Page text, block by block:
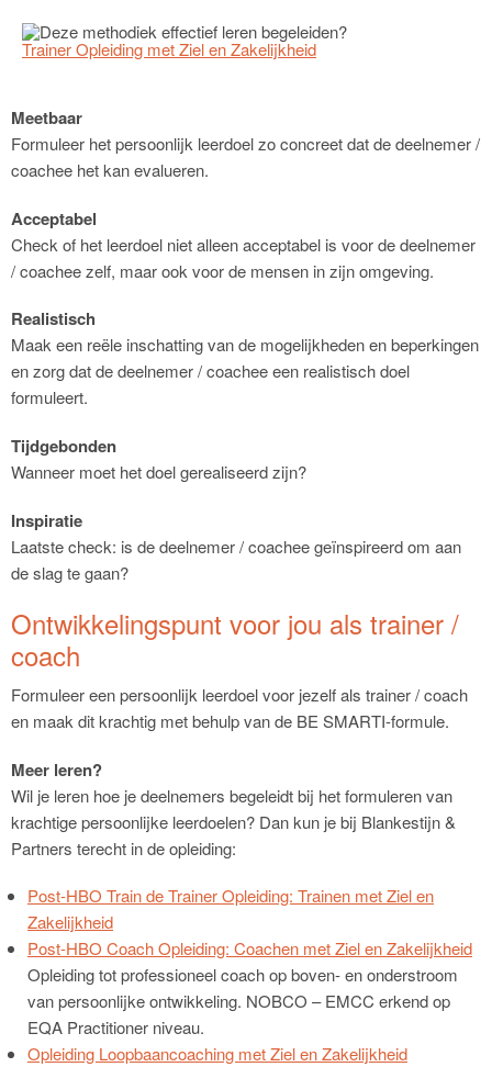
Trainer Opleiding met Ziel en Zakelijkheid
Meetbaar
Formuleer het persoonlijk leerdoel zo concreet dat de deelnemer /
coachee het kan evalueren.
Acceptabel
Check of het leerdoel niet alleen acceptabel is voor de deelnemer
/ coachee zelf, maar ook voor de mensen in zijn omgeving.
Realistisch
Maak een reële inschatting van de mogelijkheden en beperkingen
en zorg dat de deelnemer / coachee een realistisch doel
formuleert.
Tijdgebonden
Wanneer moet het doel gerealiseerd zijn?
Inspiratie
Laatste check: is de deelnemer / coachee geïnspireerd om aan
de slag te gaan?
Ontwikkelingspunt voor jou als trainer /
coach
Formuleer een persoonlijk leerdoel voor jezelf als trainer / coach
en maak dit krachtig met behulp van de BE SMARTI-formule.
Meer leren?
Wil je leren hoe je deelnemers begeleidt bij het formuleren van
krachtige persoonlijke leerdoelen? Dan kun je bij Blankestijn &
Partners terecht in de opleiding:
Post-HBO Train de Trainer Opleiding: Trainen met Ziel en
Zakelijkheid
Post-HBO Coach Opleiding: Coachen met Ziel en Zakelijkheid
Opleiding tot professioneel coach op boven- en onderstroom
van persoonlijke ontwikkeling. NOBCO – EMCC erkend op
EQA Practitioner niveau.
Opleiding Loopbaancoaching met Ziel en Zakelijkheid